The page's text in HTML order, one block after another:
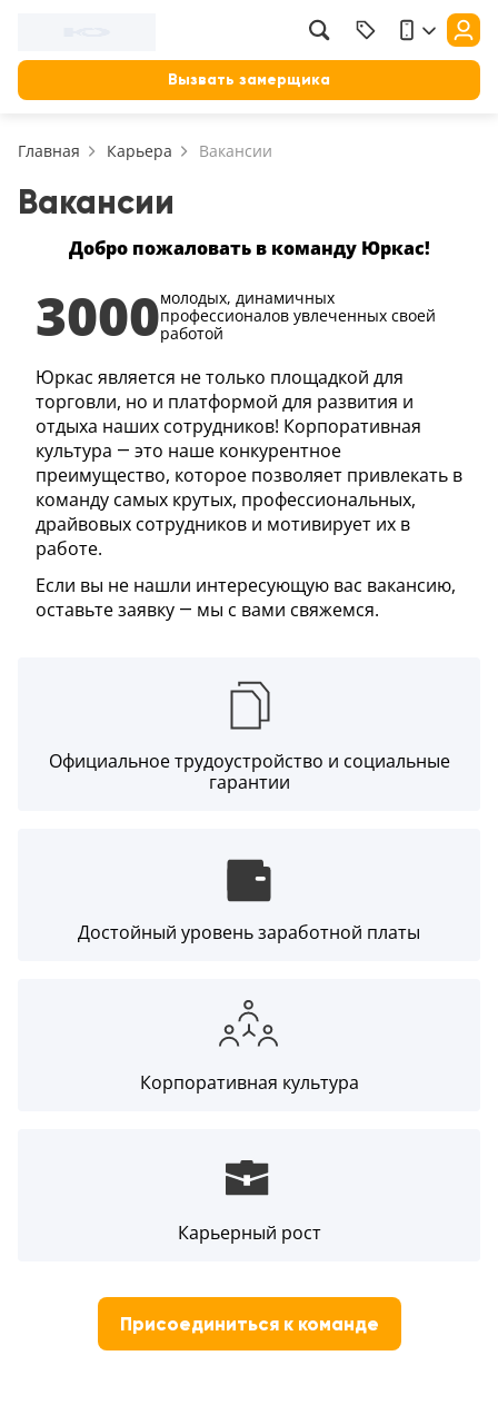
Вызвать замерщика
Главная Карьера Вакансии
Вакансии
Добро пожаловать в команду Юркас!
3000молодых, динамичных
профессионалов увлеченных своей
работой
Юркас является не только площадкой для
торговли, но и платформой для развития и
отдыха наших сотрудников! Корпоративная
культура — это наше конкурентное
преимущество, которое позволяет привлекать в
команду самых крутых, профессиональных,
драйвовых сотрудников и мотивирует их в
работе.
Если вы не нашли интересующую вас вакансию,
оставьте заявку — мы с вами свяжемся.
Официальное трудоустройство и социальные
гарантии
Достойный уровень заработной платы
Корпоративная культура
Карьерный рост
Присоединиться к команде